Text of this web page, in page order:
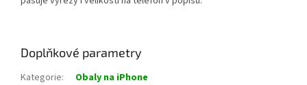
Doplňkové parametry
Kategorie:
Obaly na iPhone